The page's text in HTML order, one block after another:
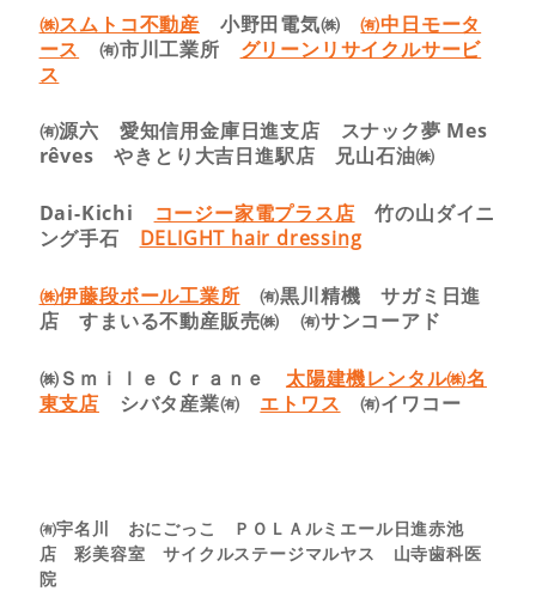
㈱スムトコ不動産 小野田電気㈱㈲中日モータ
ース ㈲市川工業所 グリーンリサイクルサービ
ス
㈲源六 愛知信用金庫日進支店 スナック夢 Mes
rêves やきとり大吉日進駅店 兄山石油㈱
Dai-Kichi コージー家電プラス店 竹の山ダイニ
ング手石 DELIGHT hair dressing
㈱伊藤段ボール工業所 ㈲黒川精機 サガミ日進
店 すまいる不動産販売㈱ ㈲サンコーアド
㈱Ｓｍｉｌｅ Ｃｒａｎｅ 太陽建機レンタル㈱名
東支店 シバタ産業㈲ エトワス ㈲イワコー
㈲宇名川 おにごっこ ＰＯＬＡルミエール日進赤池
店 彩美容室 サイクルステージマルヤス 山寺歯科医
院